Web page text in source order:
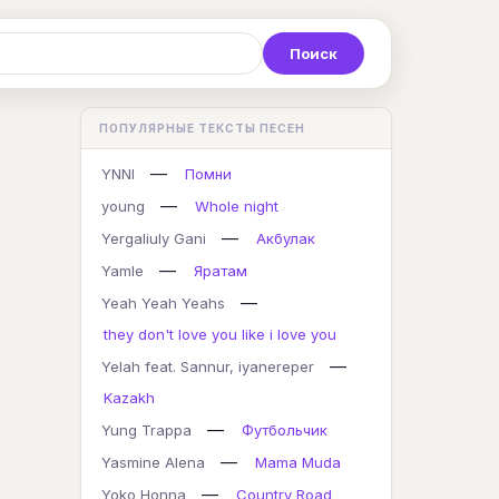
С Т У Ф Х Ц
L M N O P Q
ПОПУЛЯРНЫЕ ТЕКСТЫ ПЕСЕН
YNNI —
Помни
young
—
Whole night
Yergaliuly Gani
—
Акбулак
Yamle
—
Яратам
Yeah Yeah Yeahs
—
they don't love you like i love you
Yelah feat. Sannur, iyanereper
—
Kazakh
Yung Trappa
—
Футбольчик
Yasmine Alena
—
Mama Muda
Yoko Honna
—
Country Road